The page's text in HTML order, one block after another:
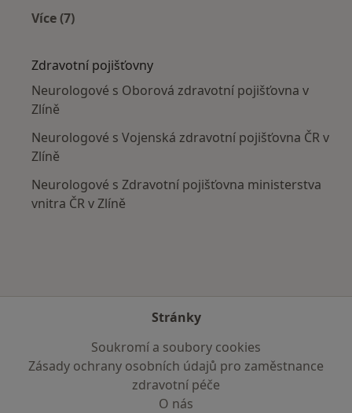
Více (7)
Zdravotní pojišťovny
Neurologové s Oborová zdravotní pojišťovna v
Zlíně
Neurologové s Vojenská zdravotní pojišťovna ČR v
Zlíně
Neurologové s Zdravotní pojišťovna ministerstva
vnitra ČR v Zlíně
Stránky
Soukromí a soubory cookies
Zásady ochrany osobních údajů pro zaměstnance
zdravotní péče
O nás